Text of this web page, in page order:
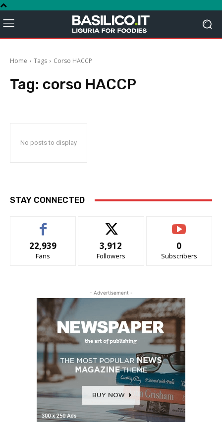
Home Tags Corso HACCP
Tag: corso HACCP
No posts to display
STAY CONNECTED
22,939
Fans
3,912
Followers
0
Subscribers
- Advertisement -